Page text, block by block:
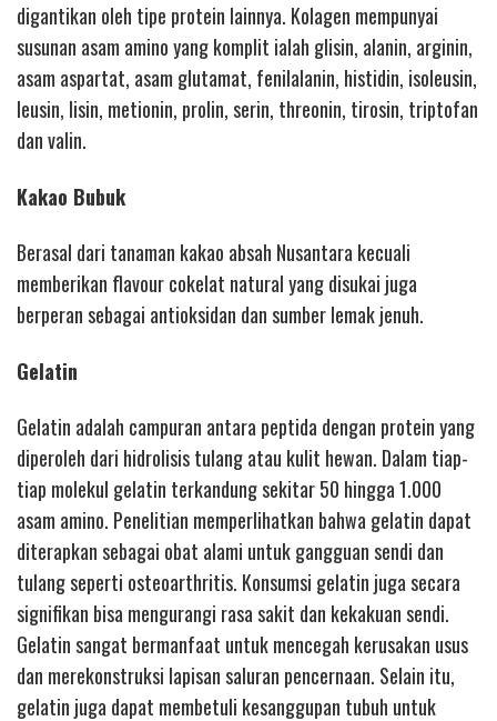
digantikan oleh tipe protein lainnya. Kolagen mempunyai
susunan asam amino yang komplit ialah glisin, alanin, arginin,
asam aspartat, asam glutamat, fenilalanin, histidin, isoleusin,
leusin, lisin, metionin, prolin, serin, threonin, tirosin, triptofan
dan valin.
Kakao Bubuk
Berasal dari tanaman kakao absah Nusantara kecuali
memberikan flavour cokelat natural yang disukai juga
berperan sebagai antioksidan dan sumber lemak jenuh.
Gelatin
Gelatin adalah campuran antara peptida dengan protein yang
diperoleh dari hidrolisis tulang atau kulit hewan. Dalam tiap-
tiap molekul gelatin terkandung sekitar 50 hingga 1.000
asam amino. Penelitian memperlihatkan bahwa gelatin dapat
diterapkan sebagai obat alami untuk gangguan sendi dan
tulang seperti osteoarthritis. Konsumsi gelatin juga secara
signifikan bisa mengurangi rasa sakit dan kekakuan sendi.
Gelatin sangat bermanfaat untuk mencegah kerusakan usus
dan merekonstruksi lapisan saluran pencernaan. Selain itu,
gelatin juga dapat membetuli kesanggupan tubuh untuk